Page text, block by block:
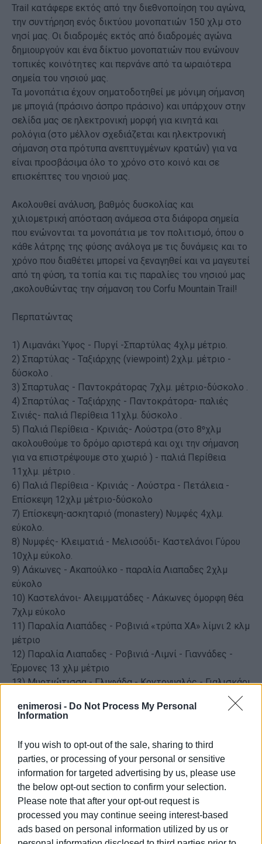
enimerosi - Do Not Process My Personal
Information
If you wish to opt-out of the sale, sharing to third
parties, or processing of your personal or sensitive
information for targeted advertising by us, please use
the below opt-out section to confirm your selection.
Please note that after your opt-out request is
processed you may continue seeing interest-based
ads based on personal information utilized by us or
Trail κατάφερε εκτός από την διεθνοποίηση του αγώνα,
την συντήρηση ενός δικτύου μονοπατιών 150 χλμ στο
νησί μας. Οι διαδρομές εκτός από διαδρομές αγώνα
δημιουργούν και ένα δίκτυο μονοπατιών που ενώνουν
τοπικές κοινότητες και περνάνε από τα ωραιότερα
σημεία του νησιού μας.
Τα μονοπάτια έχουν σηματοδοτηθεί με μόνιμη σήμανση
με μπογιά (πράσινο άσπρο πράσινο) και υπάρχουν στην
σελίδα μας σε ηλεκτρονική μορφή για κινητά και
ρολόγια (στο μέλλον σχεδιάζεται και ηλεκτρονική
σήμανση στα πρότυπα ανεπτυγμένων κρατών) για να
είναι προσβάσιμα όλο το χρόνο στο κοινό και σε
επισκέπτες του νησιού μας.
Ακολουθεί ανάλυση, βαθμός δυσκολίας και
χιλιομετρική απόσταση ανάμεσα στα διάφορα σημεία
που ενώνονται τα μονοπάτια με τον πολιτισμό, όπου ο
κάθε λάτρης της φύσης ανάλογα με τις δυνάμεις και το
χρόνο που διαθέτει μπορεί να ξεναγηθεί και να μαγευτεί
από τη φύση, τα τοπία και τις παραλίες του νησιού μας
,ακολουθώντας την σήμανση του Corfu Mountain Trail!
Περπατώντας
1) Λιμανάκι Ύψος - Πυργί -Σπαρτύλας 4χλμ μέτριο.
2) Σπαρτύλας - Ταξιάρχης (viewpoint) 2χλμ. μέτριο -
δύσκολο .
3) Σπαρτυλας - Παντοκράτορας 7χλμ. μέτριο-δύσκολο .
4) Σπαρτύλας - Ταξιάρχης - Παντοκράτορα- παλιές
Σινιές- παλιά Περίθεια 11χλμ. δύσκολο .
5) Παλιά Περίθεια - Κρινιάς- Λούστρα (στο 8⁰χλμ
ακολουθούμε το δρόμο αριστερά και οχι την σήμανση
για να επιστρέψουμε στο χωριό ) - παλιά Περίθεια
11χλμ. μέτριο .
6) Παλιά Περίθεια - Κρινιάς - Λούστρα - Πετάλεια -
Επίσκεψη 12χλμ μέτριο-δύσκολο
7) Επίσκεψη-ασκηταριό (monastery) Νυμφές 4χλμ.
εύκολο.
8) Νυμφές- Κλειματιά - Μελισούδι- Καστελάνοι Γύρου
10χλμ εύκολο.
9) Λάκωνες - Ακαπούλκο - παραλία Λιαπαδες 2χλμ
εύκολο
10) Καστελάνοι- Αλειμματάδες - Λάκωνες όμορφη θέα
7χλμ εύκολο
11) Παραλία Λιαπάδες - Ροβινιά «τρύπα ΧΑ» λίμνι 2 κλμ
μέτριο
12) Παραλία Λιαπαδες - Ροβινιά -Λιμνί - Γιαννάδες -
Έρμονες 13 χλμ μέτριο
13) Μυρτιώτισσα - Γλυφάδα - Κοντογυαλός - Γιαλισκάρι
14) Σκάφονας - Βαρυπατάδες - Κουραμάδες -
Παντοκράτορα Αγίων Δέκα 5χλμ μέτριο – δύσκολο
16) Κυνοπιάστες - Άγιοι Δέκα -μοναστήρι
Παντοκράτορα Αγίων Δέκα 5χλμ μέτριο – δύσκολο
17) Κυνοπιάστες - Άγιοι Δέκα -μοναστήρι
Παντοκράτορα - Ανω Γαρούνα - Σταυρός (Στέκι)8χλμ
μέτριο-δύσκολο
18) Σταυρός (Στέκι) - Κομιανάτα - μοναστήρι